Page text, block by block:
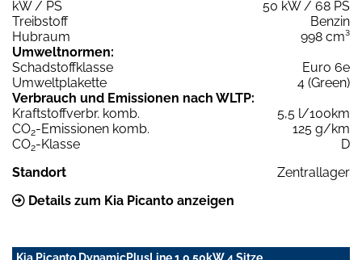
kW / PS
50 kW / 68 PS
Treibstoff
Benzin
Hubraum
998 cm³
Umweltnormen:
Schadstoffklasse
Euro 6e
Umweltplakette
4 (Green)
Verbrauch und Emissionen nach WLTP:
Kraftstoffverbr. komb.
5,5 l/100km
CO2-Emissionen komb.
125 g/km
CO2-Klasse
D
Standort
Zentrallager
Details zum Kia Picanto anzeigen